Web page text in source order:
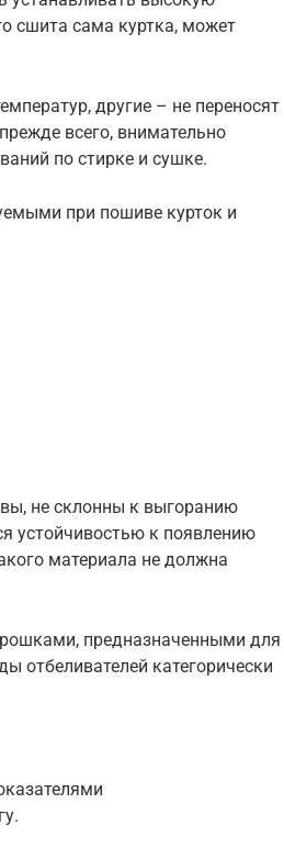
сшита сама куртка, может
другие – не переносят
всего, внимательно
по стирке и сушке.
при пошиве курток и
не склонны к выгоранию
устойчивостью к появлению
материала не должна
предназначенными для
отбеливателей категорически